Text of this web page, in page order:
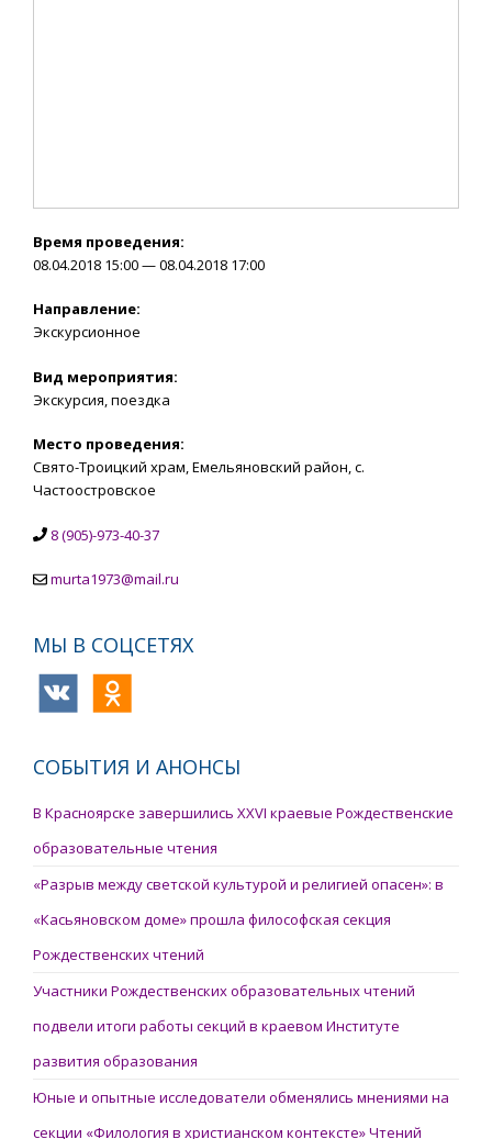
Время проведения:
08.04.2018 15:00 — 08.04.2018 17:00
Направление:
Экскурсионное
Вид мероприятия:
Экскурсия, поездка
Место проведения:
Свято-Троицкий храм, Емельяновский район, с.
Частоостровское
8 (905)-973-40-37
murta1973@mail.ru
МЫ В СОЦСЕТЯХ
СОБЫТИЯ И АНОНСЫ
В Красноярске завершились XXVI краевые Рождественские
образовательные чтения
«Разрыв между светской культурой и религией опасен»: в
«Касьяновском доме» прошла философская секция
Рождественских чтений
Участники Рождественских образовательных чтений
подвели итоги работы секций в краевом Институте
развития образования
Юные и опытные исследователи обменялись мнениями на
секции «Филология в христианском контексте» Чтений